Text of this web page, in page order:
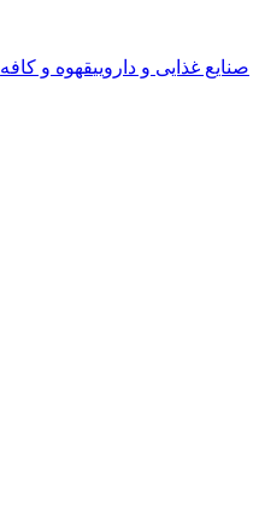
صنایع غذایی و داروییقهوه و کافه